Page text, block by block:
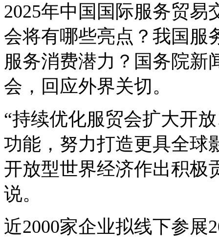
2025年中国国际服务贸
会将有哪些亮点？我国服
服务消费潜力？国务院新
会，回应外界关切。
“持续优化服贸会扩大开
功能，努力打造更具全球
开放型世界经济作出积极
说。
近2000家企业拟线下参展